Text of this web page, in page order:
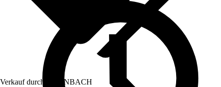
Verkauf durch: HORNBACH